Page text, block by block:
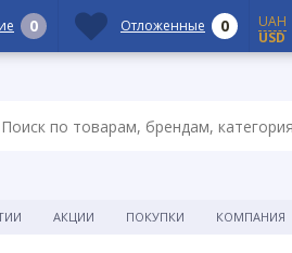
АКЦИИ ПОКУПКИ КОМПАНИЯ
0 Отложенные 0
UAH
USD